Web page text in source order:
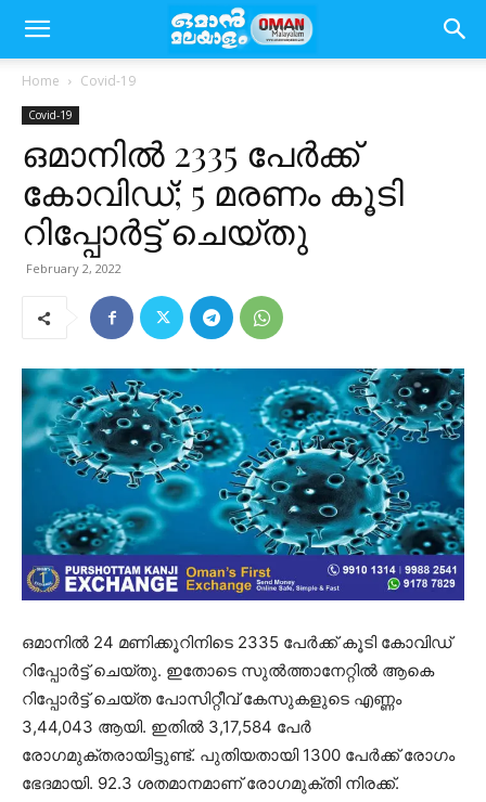
Home Covid-19
Covid-19
ഒമാനിൽ 2335 പേർക്ക്
കോവിഡ്; 5 മരണം കൂടി
റിപ്പോർട്ട് ചെയ്തു
February 2, 2022
ഒമാനിൽ 24 മണിക്കൂറിനിടെ 2335 പേർക്ക് കൂടി കോവിഡ്
റിപ്പോർട്ട് ചെയ്തു. ഇതോടെ സുൽത്താനേറ്റിൽ ആകെ
റിപ്പോർട്ട് ചെയ്ത പോസിറ്റീവ് കേസുകളുടെ എണ്ണം
3,44,043 ആയി. ഇതിൽ 3,17,584 പേർ
രോഗമുക്തരായിട്ടുണ്ട്. പുതിയതായി 1300 പേർക്ക് രോഗം
ഭേദമായി. 92.3 ശതമാനമാണ് രോഗമുക്തി നിരക്ക്.